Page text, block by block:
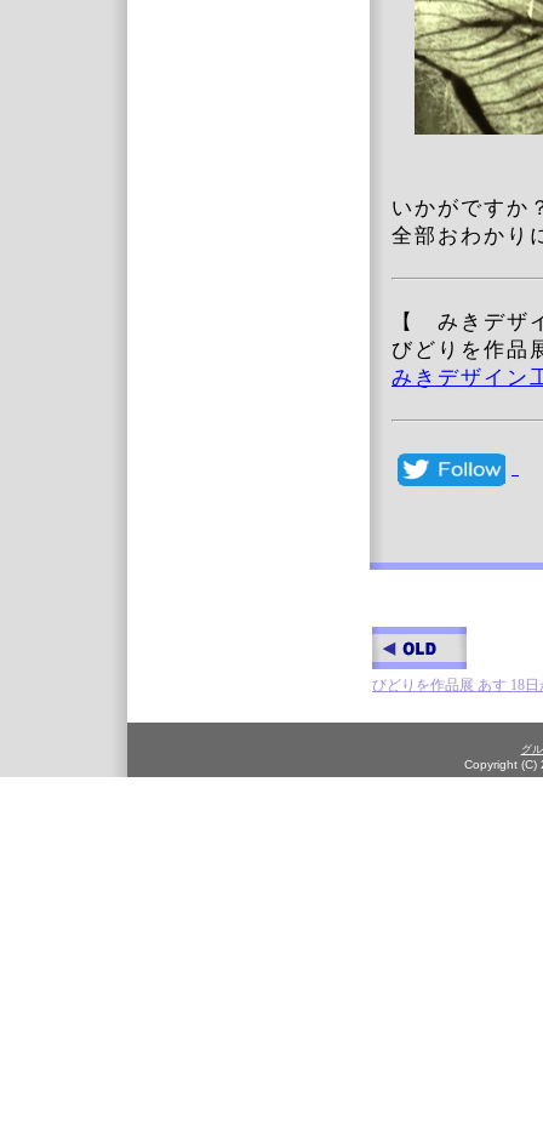
いかがですか
全部おわかり
【 みきデ
びどりを作品
みきデザイン
びどりを作品展 あす 18日
グ
Copyright (C)